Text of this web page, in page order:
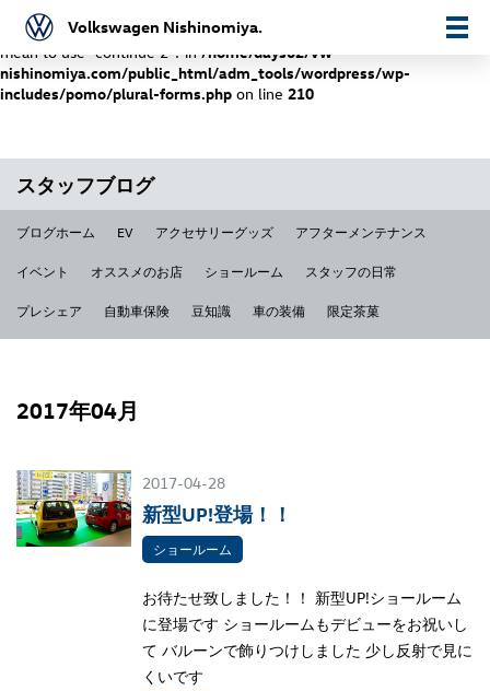
Warning
: "continue" targeting switch is equivalent to "break". Did you
mean to use "continue 2"? in /home/days02/vw-
nishinomiya.com/public_html/adm_tools/wordpress/wp-
includes/pomo/plural-forms.php on line 210
Volkswagen Nishinomiya.
スタッフブログ
ブログホーム EV アクセサリーグッズ アフターメンテナンス
イベント オススメのお店 ショールーム スタッフの日常
プレシェア 自動車保険 豆知識 車の装備 限定茶菓
2017年04月
2017-04-28
新型UP!登場！！
ショールーム
お待たせ致しました！！ 新型UP!ショールーム
に登場です ショールームもデビューをお祝いし
て バルーンで飾りつけしました 少し反射で見に
くいです